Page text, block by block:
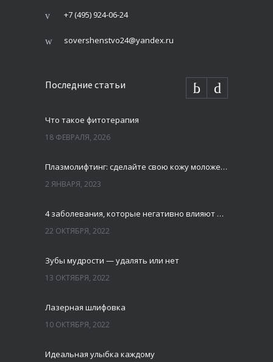
+7 (495) 924-06-24
sovershenstvo24@yandex.ru
Последние статьи
Что такое фитотерапия
18 ФЕВРАЛЯ, 2026
Плазмолифтинг: сделайте свою кожу моложе и свежей
2 ЯНВАРЯ, 2023
4 заболевания, которые негативно влияют на зубы
22 ОКТЯБРЯ, 2022
Зубы мудрости — удалять или нет
13 ОКТЯБРЯ, 2022
Лазерная шлифовка
10 ОКТЯБРЯ, 2022
Идеальная улыбка каждому